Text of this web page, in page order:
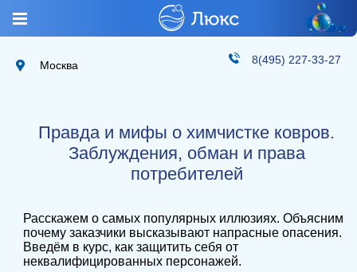
Москва 8(495) 227-33-27
Правда и мифы о химчистке ковров.
Заблуждения, обман и права
потребителей
Расскажем о самых популярных иллюзиях. Объясним
почему заказчики высказывают напрасные опасения.
Введём в курс, как защитить себя от
неквалифицированных персонажей.